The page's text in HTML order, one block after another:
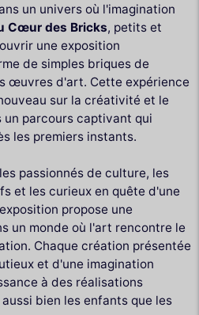
un univers où l'imagination
Cœur des Bricks, petits et
une exposition
de simples briques de
œuvres d'art. Cette expérience
sur la créativité et le
parcours captivant qui
les premiers instants.
passionnés de culture, les
et les curieux en quête d'une
propose une
un monde où l'art rencontre le
Chaque création présentée
et d'une imagination
à des réalisations
bien les enfants que les